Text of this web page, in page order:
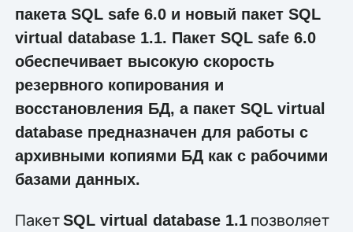
пакета SQL safe 6.0 и новый пакет SQL
virtual database 1.1. Пакет SQL safe 6.0
обеспечивает высокую скорость
резервного копирования и
восстановления БД, а пакет SQL virtual
database предназначен для работы с
архивными копиями БД как с рабочими
базами данных.
ПакетSQL virtual database 1.1позволяет